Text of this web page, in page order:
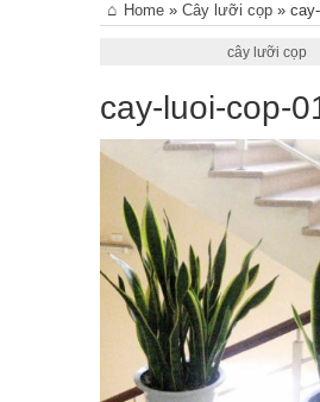
Home » Cây lưỡi cọp »
cây lưỡi cọp
cay-luoi-cop-